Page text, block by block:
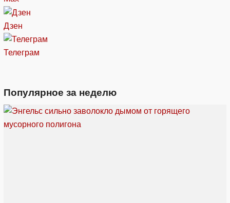
Дзен
Телеграм
Популярное за неделю